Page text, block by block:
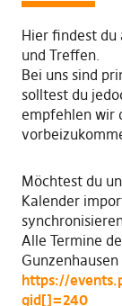
Hier findest du
und Treffen.
Bei uns sind
solltest du
empfehlen wir
Möchtest du
Kalender
Alle Termine
Gunzenhausen
https://
gid[]=240